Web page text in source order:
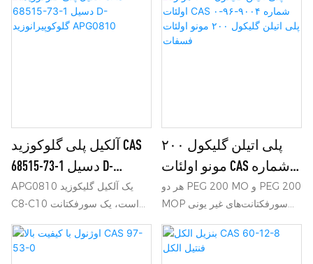
سخت، شرایط اسیدی و قلیایی
به عنوان شوینده، روان‌کننده،
امولسیفایر و ضد زنگ نیز استفاده
آلکیل پلی گلوکوزید CAS
68515-73-1 دسیل D-
گلوکوپیرانوزید APG0810
APG0810 یک آلکیل گلیکوزید
C8-C10 است، یک سورفکتانت
غیر یونی سبز گیاهی با عملکرد
عالی در خیساندن و نفوذ، مقاوم در
برابر قلیا و به راحتی زیست
پلی اتیلن گلیکول ۲۰۰
مونو اولئات CAS شماره
۹۰۰۴-۹۶-۰ پلی اتیلن
گلیکول ۲۰۰ مونو اولئات
فسفات
هر دو PEG 200 MO و PEG 200
MOP سورفکتانت‌های غیر یونی
همه‌کاره‌ای هستند که به دلیل
قابلیت‌های عالی امولسیون‌کنندگی،
روان‌کنندگی و پراکندگی خود